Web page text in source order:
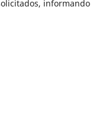
informando